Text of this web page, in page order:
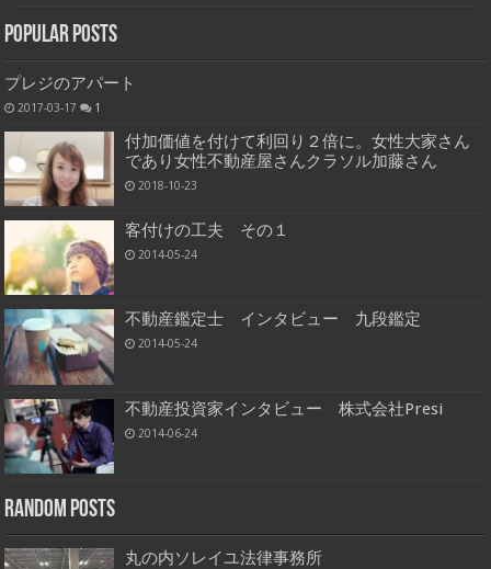
Popular Posts
プレジのアパート
2017-03-17 1
付加価値を付けて利回り２倍に。女性大家さん
であり女性不動産屋さんクラソル加藤さん
2018-10-23
客付けの工夫 その１
2014-05-24
不動産鑑定士 インタビュー 九段鑑定
2014-05-24
不動産投資家インタビュー 株式会社Presi
2014-06-24
Random Posts
丸の内ソレイユ法律事務所